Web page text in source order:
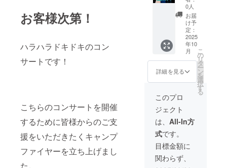
お客様次第！
ハラハラドキドキのコン
サートです！
こちらのコンサートを開催
するために皆様からのご支
援をいただきたくキャンプ
ファイヤーを立ち上げまし
た。
をお送
りいた
しま
す。 ※
備考欄
にとの
ように
30分を
過ごし
お願い
ます。
きま
す。 2.3
分程度
の短い
メッ
セージ
です。
※3000
円のリ
は同じ
です。
残りの
7000円
分はご
支援の
みとい
う内訳
になり
ンタ
ル】 マ
リエン
ケー
ファー
と対面
で2時間
楽しく
過ごせ
ます。
カフェ
でお茶
でもカ
ラオケ
でも
ホール
でミニ
コン
サート
やレッ
0人
お届
け予
定：
2025
年10
月
詳細を見る
こ
の
リ
タ
ー
ン
を
選
択
す
る
このプロ
ジェクト
は、 All-In方
式です。
目標金額に
関わらず、